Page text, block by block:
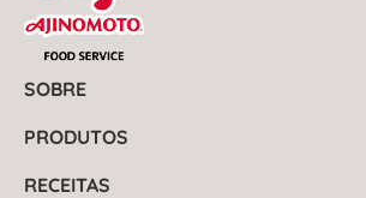
SOBRE
PRODUTOS
RECEITAS